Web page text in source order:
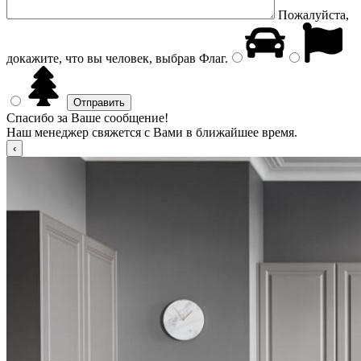
Пожалуйста,
докажите, что вы человек, выбрав Флаг.
Спасибо за Ваше сообщение!
Наш менеджер свяжется с Вами в ближайшее время.